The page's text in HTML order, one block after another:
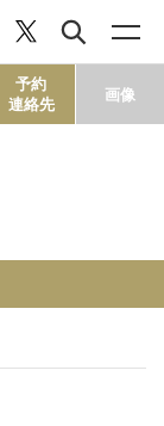
予約
連絡先
画像